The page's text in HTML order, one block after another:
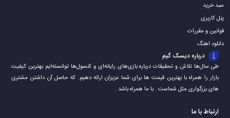
سبد خرید
پنل کاربری
قوانین و مقررات
دانلود اهنگ
درباره دیسک گیم
طی سال‌ها تلاش و تحقیقات درباره بازی‌های رایانه‌ای و کنسول‌ها توانسته‌ایم بهترین کیفیت
بازار را همراه با بهترین قیمت ها برای شما عزیزان ارائه دهیم. که حاصل آن داشتن مشتری
های بزرگواری مثل شماست . با ما همراه باشد .
ارتباط با ما